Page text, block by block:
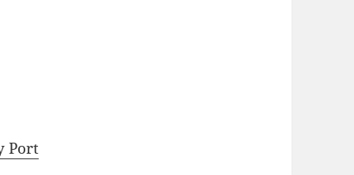
Port